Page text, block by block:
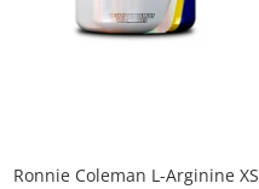
Ronnie Coleman L-Arginine XS